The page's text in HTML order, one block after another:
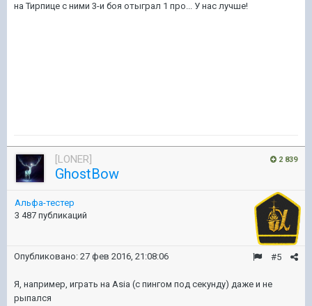
на Тирпице с ними 3-и боя отыграл 1 про... У нас лучше!
2 839
[LONER]
GhostBow
Альфа-тестер
3 487 публикаций
#5
Опубликовано: 27 фев 2016, 21:08:06
Я, например, играть на Asia (с пингом под секунду) даже и не
рыпался